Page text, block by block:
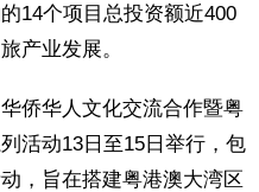
14个项目总投资额近400
产业发展。
华人文化交流合作暨粤
活动13日至15日举行，包
，旨在搭建粤港澳大湾区